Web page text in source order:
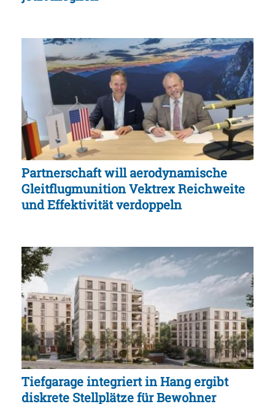
Partnerschaft will aerodynamische
Gleitflugmunition Vektrex Reichweite
und Effektivität verdoppeln
Tiefgarage integriert in Hang ergibt
diskrete Stellplätze für Bewohner